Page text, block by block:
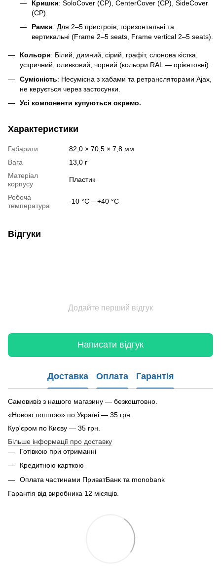
Кришки: SoloCover (CP), CenterCover (CP), SideCover
(CP).
Рамки: Для 2–5 пристроїв, горизонтальні та
вертикальні (Frame 2–5 seats, Frame vertical 2–5 seats).
Кольори: Білий, димний, сірий, графіт, слонова кістка,
устричний, оливковий, чорний (кольори RAL — орієнтовні).
Сумісність: Несумісна з хабами та ретрансляторами Ajax,
не керується через застосунки.
Усі компоненти купуються окремо.
Характеристики
Габарити
82,0 × 70,5 × 7,8 мм
Вага
13,0 г
Матеріал
корпусу
Пластик
Робоча
температура
-10 °С – +40 °С
Відгуки
Додайте перший відгук
Написати відгук
Доставка Оплата Гарантія
Самовивіз з нашого магазину — безкоштовно.
«Новою поштою» по Україні — 35 грн.
Кур'єром по Києву — 35 грн.
Більше інформації про доставку
Готівкою при отриманні
Кредитною карткою
Оплата частинами ПриватБанк та monobank
Гарантія від виробника 12 місяців.